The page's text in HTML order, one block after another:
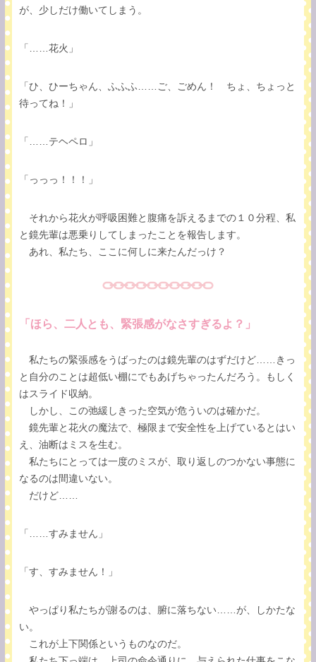
が、少しだけ働いてしまう。
「……花火」
「ひ、ひーちゃん、ふふふ……ご、ごめん！ ちょ、ちょっと
待ってね！」
「……テヘペロ」
「っっっ！！！」
それから花火が呼吸困難と腹痛を訴えるまでの１０分程、私
と鏡先輩は悪乗りしてしまったことを報告します。
あれ、私たち、ここに何しに来たんだっけ？
「ほら、二人とも、緊張感がなさすぎるよ？」
私たちの緊張感をうばったのは鏡先輩のはずだけど……きっ
と自分のことは超低い棚にでもあげちゃったんだろう。もしく
はスライド収納。
しかし、この弛緩しきった空気が危ういのは確かだ。
鏡先輩と花火の魔法で、極限まで安全性を上げているとはい
え、油断はミスを生む。
私たちにとっては一度のミスが、取り返しのつかない事態に
なるのは間違いない。
だけど……
「……すみません」
「す、すみません！」
やっぱり私たちが謝るのは、腑に落ちない……が、しかたな
い。
これが上下関係というものなのだ。